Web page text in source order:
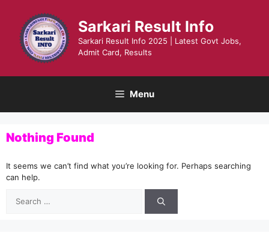
content
Sarkari Result Info
Sarkari Result Info 2025 | Latest Govt Jobs,
Admit Card, Results
Menu
Nothing Found
It seems we can’t find what you’re looking for. Perhaps searching
can help.
for: